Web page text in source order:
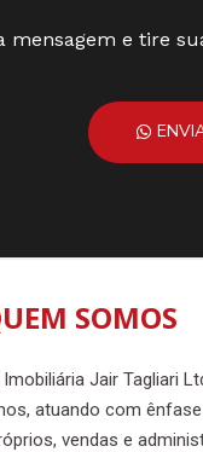
mensagem e tire
SOMOS
Jair Tagliari
atuando com
vendas e